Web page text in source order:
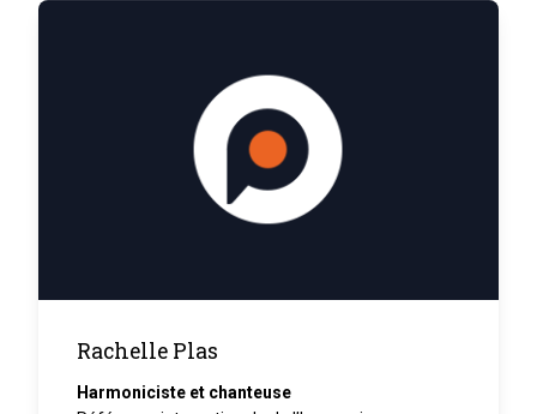
Rachelle Plas
Harmoniciste et chanteuse